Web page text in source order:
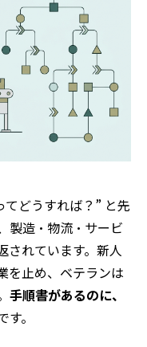
てどうすれば？” と先
造・物流・サービ
されています。新人
を止め、ベテランは
手順書があるのに、
す。